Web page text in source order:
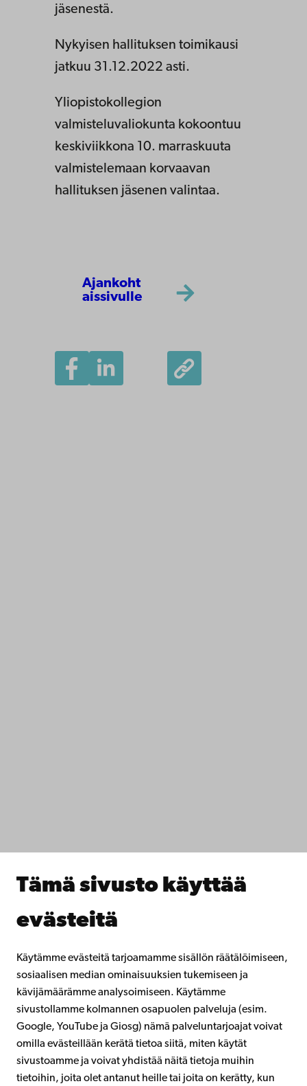
Tämä sivusto käyttää
evästeitä
Käytämme evästeitä tarjoamamme sisällön räätälöimiseen,
sosiaalisen median ominaisuuksien tukemiseen ja
kävijämäärämme analysoimiseen. Käytämme
sivustollamme kolmannen osapuolen palveluja (esim.
Google, YouTube ja Giosg) nämä palveluntarjoajat voivat
omilla evästeillään kerätä tietoa siitä, miten käytät
sivustoamme ja voivat yhdistää näitä tietoja muihin
tietoihin, joita olet antanut heille tai joita on kerätty, kun
jäsenestä.
Nykyisen hallituksen toimikausi
jatkuu 31.12.2022 asti.
Yliopistokollegion
valmisteluvaliokunta kokoontuu
keskiviikkona 10. marraskuuta
valmistelemaan korvaavan
hallituksen jäsenen valintaa.
Ajankoht
aissivulle
Åbo Akademin kirjasto
Lahjoita Åbo Akademille
Åbo Akademista
Facebook Instagram YouTube LinkedIn Blog Snapchat